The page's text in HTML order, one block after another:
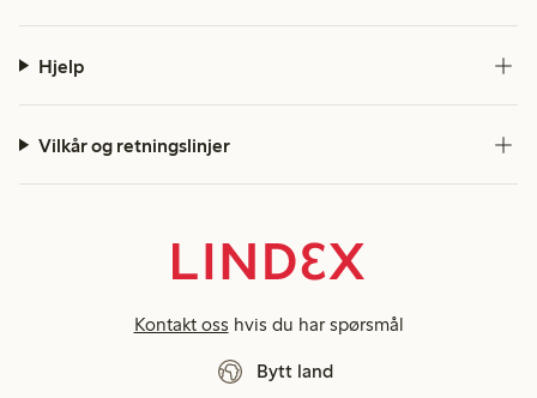
Hjelp
Vilkår og retningslinjer
Kontakt oss hvis du har spørsmål
Bytt land